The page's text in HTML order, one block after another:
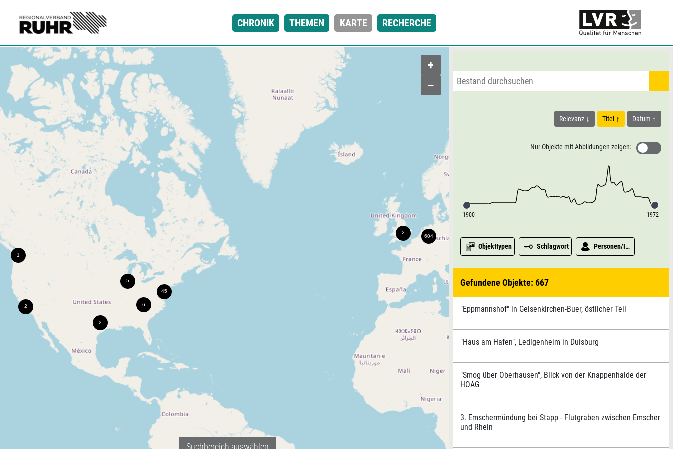
CHRONIK THEMEN KARTE RECHERCHE
+
–
Suchbereich auswählen
Objekttypen Schlagwort Personen/Institutionen
Gefundene Objekte: 667
1900 1972
Relevanz Titel Datum
Nur Objekte mit Abbildungen zeigen:
"Eppmannshof" in Gelsenkirchen-Buer, östlicher Teil
"Haus am Hafen", Ledigenheim in Duisburg
"Smog über Oberhausen", Blick von der Knappenhalde der
HOAG
3. Emschermündung bei Stapp - Flutgraben zwischen Emscher
und Rhein